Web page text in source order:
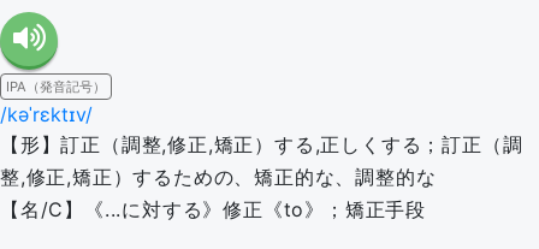
IPA（発音記号）
/kəˈrɛktɪv/
【形】訂正（調整,修正,矯正）する,正しくする；訂正（調
整,修正,矯正）するための、矯正的な、調整的な
【名/C】《...に対する》修正《to》；矯正手段